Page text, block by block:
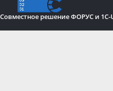
Совместное решение ФОРУС и